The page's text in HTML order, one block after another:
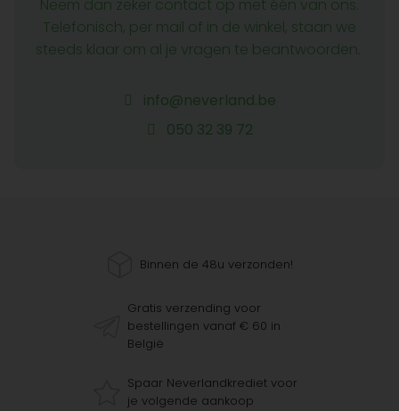
Neem dan zeker contact op met één van ons.
Telefonisch, per mail of in de winkel, staan we
steeds klaar om al je vragen te beantwoorden.
info@neverland.be
050 32 39 72
Binnen de 48u verzonden!
Gratis verzending voor
bestellingen vanaf € 60 in
België
Spaar Neverlandkrediet voor
je volgende aankoop